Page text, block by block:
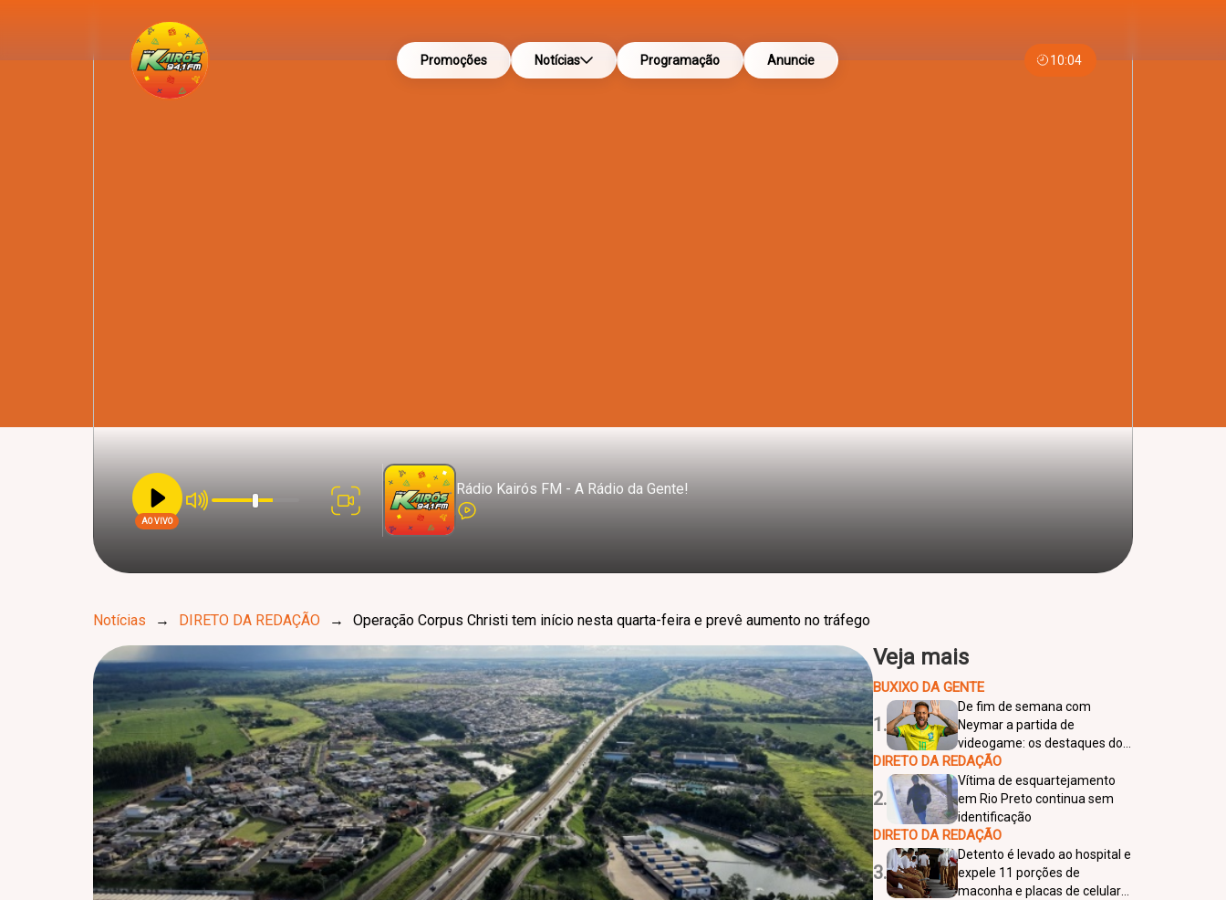
Promoções Notícias Programação Anuncie 10:04
AO VIVO
Rádio Kairós FM - A Rádio da Gente!
Notícias → DIRETO DA REDAÇÃO → Operação Corpus Christi tem início nesta quarta-feira e prevê aumento no tráfego
Veja mais
BUXIXO DA GENTE
1.
De fim de semana com
Neymar a partida de
videogame: os destaques do
leilão do craque
DIRETO DA REDAÇÃO
2.
Vítima de esquartejamento
em Rio Preto continua sem
identificação
DIRETO DA REDAÇÃO
3.
Detento é levado ao hospital e
expele 11 porções de
maconha e placas de celular